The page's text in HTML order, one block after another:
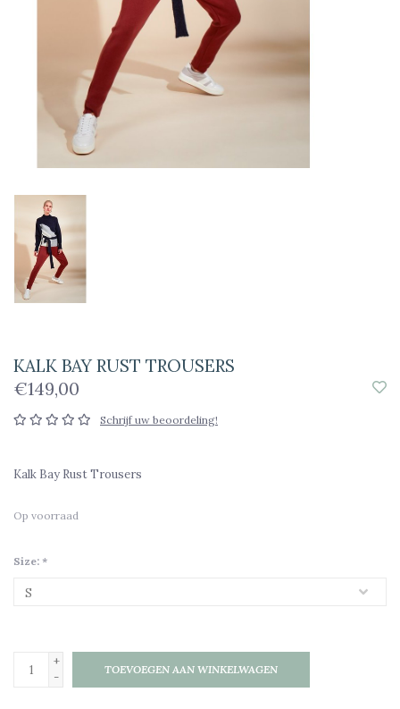
KALK BAY RUST TROUSERS
€149,00
Schrijf uw beoordeling!
Kalk Bay Rust Trousers
Op voorraad
Size: *
+
-
TOEVOEGEN AAN WINKELWAGEN